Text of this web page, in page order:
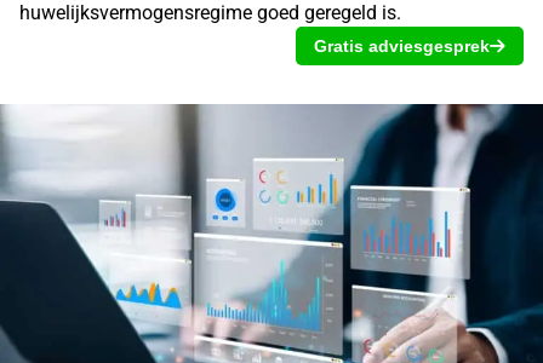
huwelijksvermogensregime goed geregeld is.
Gratis adviesgesprek